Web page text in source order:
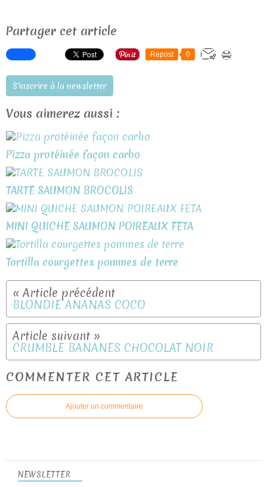
Partager cet article
Repost 0
S'inscrire à la newsletter
Vous aimerez aussi :
Pizza protéinée façon carbo
TARTE SAUMON BROCOLIS
MINI QUICHE SAUMON POIREAUX FETA
Tortilla courgettes pommes de terre
BLONDIE ANANAS COCO
CRUMBLE BANANES CHOCOLAT NOIR
COMMENTER CET ARTICLE
Ajouter un commentaire
NEWSLETTER